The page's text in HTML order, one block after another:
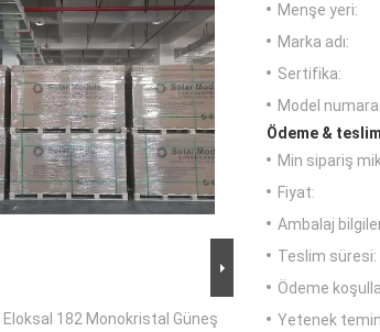
Eloksal 182 Monokristal Güneş
Menşe yeri:
Marka adı:
Sertifika:
Model
Ödeme &
Min sipariş
Fiyat:
Ambalaj
Teslim süresi:
Ödeme
Yetenek